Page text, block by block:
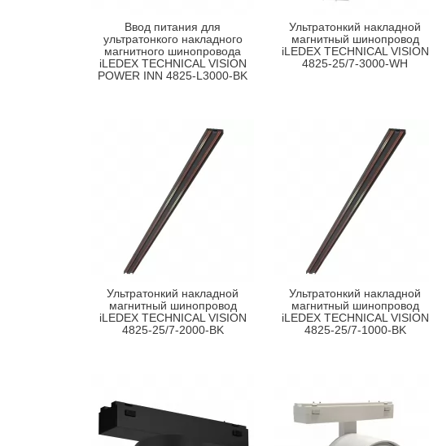
Ввод питания для
ультратонкого накладного
магнитного шинопровода
iLEDEX TECHNICAL VISION
POWER INN 4825-L3000-BK
Ультратонкий накладной
магнитный шинопровод
iLEDEX TECHNICAL VISION
4825-25/7-3000-WH
Ультратонкий накладной
магнитный шинопровод
iLEDEX TECHNICAL VISION
4825-25/7-2000-BK
Ультратонкий накладной
магнитный шинопровод
iLEDEX TECHNICAL VISION
4825-25/7-1000-BK